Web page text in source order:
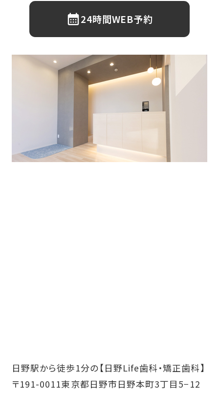
24時間WEB予約
日野駅から徒歩1分の【日野Life歯科・矯正歯科】
〒191-0011東京都日野市日野本町3丁目5−12